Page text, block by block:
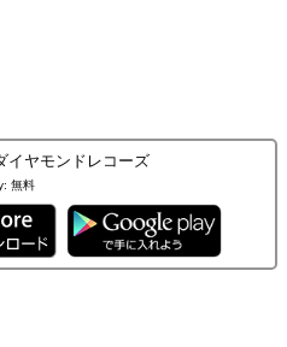
イヤモンドレコーズ
無料